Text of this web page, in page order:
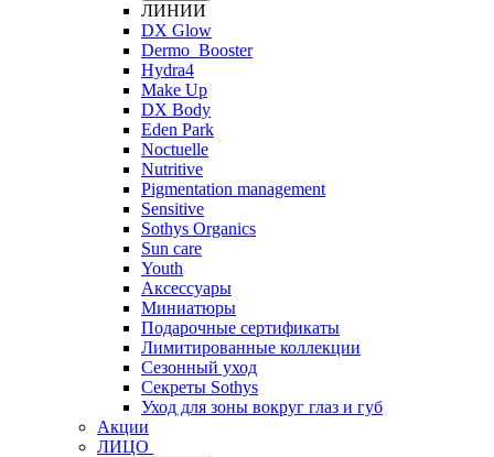
ЛИНИИ
DX Glow
Dermo_Booster
Hydra4
Make Up
DX Body
Eden Park
Noctuelle
Nutritive
Pigmentation management
Sensitive
Sothys Organics
Sun care
Youth
Аксессуары
Миниатюры
Подарочные сертификаты
Лимитированные коллекции
Сезонный уход
Секреты Sothys
Уход для зоны вокруг глаз и губ
Акции
ЛИЦО